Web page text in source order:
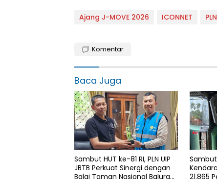
Ajang J-MOVE 2026 ICONNET
Komentar
Baca Juga
Sambut HUT ke-81 RI, PLN UIP
JBTB Perkuat Sinergi dengan
Balai Taman Nasional Baluran
Sambut
21.865